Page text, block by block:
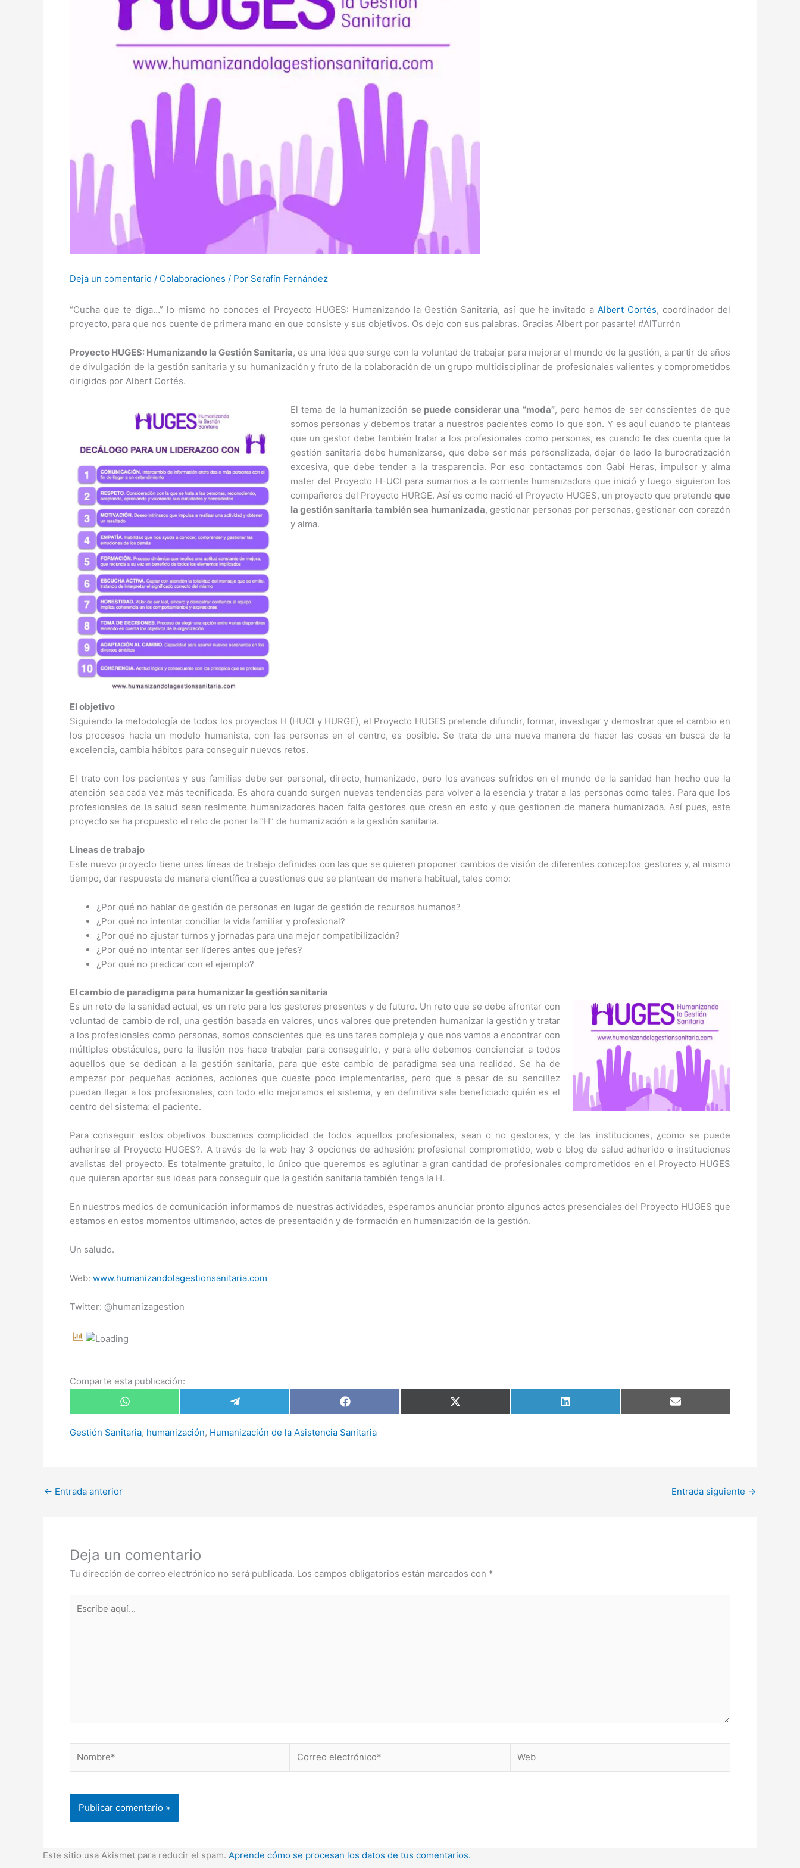
Deja un comentario / Colaboraciones / Por Serafín Fernández
“Cucha que te diga…” lo mismo no conoces el Proyecto HUGES: Humanizando la Gestión Sanitaria, así que he invitado aAlbert Cortés, coordinador del
proyecto, para que nos cuente de primera mano en que consiste y sus objetivos. Os dejo con sus palabras. Gracias Albert por pasarte! #AlTurrón
Proyecto HUGES: Humanizando la Gestión Sanitaria, es una idea que surge con la voluntad de trabajar para mejorar el mundo de la gestión, a partir de años
de divulgación de la gestión sanitaria y su humanización y fruto de la colaboración de un grupo multidisciplinar de profesionales valientes y comprometidos
dirigidos por Albert Cortés.
El tema de la humanización se puede considerar una “moda”, pero hemos de ser conscientes de que
somos personas y debemos tratar a nuestros pacientes como lo que son. Y es aquí cuando te planteas
que un gestor debe también tratar a los profesionales como personas, es cuando te das cuenta que la
gestión sanitaria debe humanizarse, que debe ser más personalizada, dejar de lado la burocratización
excesiva, que debe tender a la trasparencia. Por eso contactamos con Gabi Heras, impulsor y alma
mater del Proyecto H-UCI para sumarnos a la corriente humanizadora que inició y luego siguieron los
compañeros del Proyecto HURGE. Así es como nació el Proyecto HUGES, un proyecto que pretende que
la gestión sanitaria también sea humanizada, gestionar personas por personas, gestionar con corazón
y alma.
El objetivo
Siguiendo la metodología de todos los proyectos H (HUCI y HURGE), el Proyecto HUGES pretende difundir, formar, investigar y demostrar que el cambio en
los procesos hacia un modelo humanista, con las personas en el centro, es posible. Se trata de una nueva manera de hacer las cosas en busca de la
excelencia, cambia hábitos para conseguir nuevos retos.
El trato con los pacientes y sus familias debe ser personal, directo, humanizado, pero los avances sufridos en el mundo de la sanidad han hecho que la
atención sea cada vez más tecnificada. Es ahora cuando surgen nuevas tendencias para volver a la esencia y tratar a las personas como tales. Para que los
profesionales de la salud sean realmente humanizadores hacen falta gestores que crean en esto y que gestionen de manera humanizada. Así pues, este
proyecto se ha propuesto el reto de poner la “H” de humanización a la gestión sanitaria.
Líneas de trabajo
Este nuevo proyecto tiene unas líneas de trabajo definidas con las que se quieren proponer cambios de visión de diferentes conceptos gestores y, al mismo
tiempo, dar respuesta de manera científica a cuestiones que se plantean de manera habitual, tales como:
¿Por qué no hablar de gestión de personas en lugar de gestión de recursos humanos?
¿Por qué no intentar conciliar la vida familiar y profesional?
¿Por qué no ajustar turnos y jornadas para una mejor compatibilización?
¿Por qué no intentar ser líderes antes que jefes?
¿Por qué no predicar con el ejemplo?
El cambio de paradigma para humanizar la gestión sanitaria
Es un reto de la sanidad actual, es un reto para los gestores presentes y de futuro. Un reto que se debe afrontar con
voluntad de cambio de rol, una gestión basada en valores, unos valores que pretenden humanizar la gestión y tratar
a los profesionales como personas, somos conscientes que es una tarea compleja y que nos vamos a encontrar con
múltiples obstáculos, pero la ilusión nos hace trabajar para conseguirlo, y para ello debemos concienciar a todos
aquellos que se dedican a la gestión sanitaria, para que este cambio de paradigma sea una realidad. Se ha de
empezar por pequeñas acciones, acciones que cueste poco implementarlas, pero que a pesar de su sencillez
puedan llegar a los profesionales, con todo ello mejoramos el sistema, y en definitiva sale beneficiado quién es el
centro del sistema: el paciente.
Para conseguir estos objetivos buscamos complicidad de todos aquellos profesionales, sean o no gestores, y de las instituciones, ¿como se puede
adherirse al Proyecto HUGES?. A través de la web hay 3 opciones de adhesión: profesional comprometido, web o blog de salud adherido e instituciones
avalistas del proyecto. Es totalmente gratuito, lo único que queremos es aglutinar a gran cantidad de profesionales comprometidos en el Proyecto HUGES
que quieran aportar sus ideas para conseguir que la gestión sanitaria también tenga la H.
En nuestros medios de comunicación informamos de nuestras actividades, esperamos anunciar pronto algunos actos presenciales del Proyecto HUGES que
estamos en estos momentos ultimando, actos de presentación y de formación en humanización de la gestión.
Un saludo.
Web: www.humanizandolagestionsanitaria.com
Twitter: @humanizagestion
Comparte esta publicación:
Compartir
en
Compartir
en
Compartir
en
Compartir
en
Compartir
en
Compartir
en
Gestión Sanitaria, humanización, Humanización de la Asistencia Sanitaria
← Entrada anterior Entrada siguiente →
Deja un comentario
Tu dirección de correo electrónico no será publicada. Los campos obligatorios están marcados con *
aquí...
electrónico*
Este sitio usa Akismet para reducir el spam. Aprende cómo se procesan los datos de tus comentarios.